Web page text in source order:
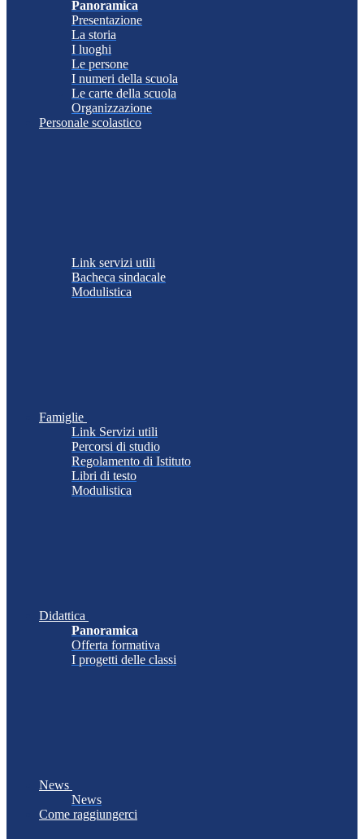
Panoramica
Presentazione
La storia
I luoghi
Le persone
I numeri della scuola
Le carte della scuola
Organizzazione
Personale scolastico
Link servizi utili
Bacheca sindacale
Modulistica
Famiglie
Link Servizi utili
Percorsi di studio
Regolamento di Istituto
Libri di testo
Modulistica
Didattica
Panoramica
Offerta formativa
I progetti delle classi
News
News
Come raggiungerci